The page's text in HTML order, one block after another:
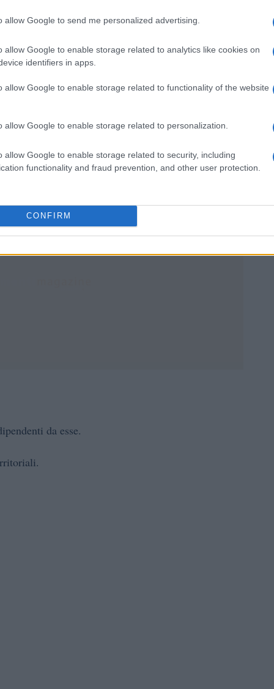
allow Google to send me personalized advertising.
allow Google to enable storage related to analytics like cookies on
identifiers in apps.
allow Google to enable storage related to functionality of the website
allow Google to enable storage related to personalization.
allow Google to enable storage related to security, including
functionality and fraud prevention, and other user protection.
CONFIRM
La durata complessiva del congedo è di
a 11 mesi in particolari circostanze.
al 100%?
che lavorano presso amministrazioni comunali,
rientrano nel comparto delle Funzioni Locali e
al 100%. In particolare, il CCNL Funzioni
rapporto di lavoro a tempo indeterminato o
da esse.